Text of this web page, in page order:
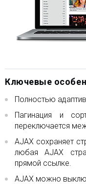
Ключевые
Полностью
Пагинация и
переключается
AJAX сохраняет
любая AJAX
прямой ссылке.
AJAX можно